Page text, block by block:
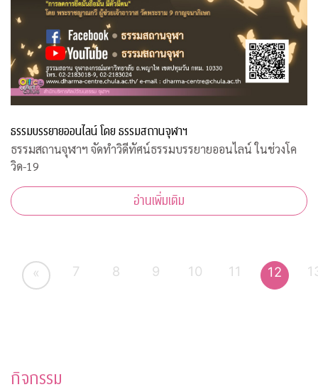
ธรรมบรรยายออนไลน์ โดย ธรรมสถานจุฬาฯ
ธรรมสถานจุฬาฯ จัดทำวิดีทัศน์ธรรมบรรยายออนไลน์ ในช่วงโค
วิด-19
อ่านเพิ่มเติม
« 7 8 9 10 11 12
กิจกรรม